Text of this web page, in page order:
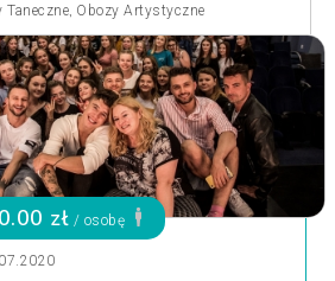
Taneczne, Obozy Artystyczne
0.00 zł / osobę